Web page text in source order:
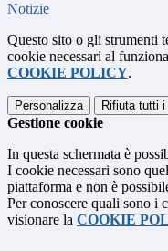
Notizie
Questo sito o gli strumenti
cookie necessari al
COOKIE POLICY.
Personalizza Rifiuta tutti i
Gestione cookie
In questa schermata è
I cookie necessari sono
piattaforma e non è
Per conoscere quali sono i
visionare la COOKIE